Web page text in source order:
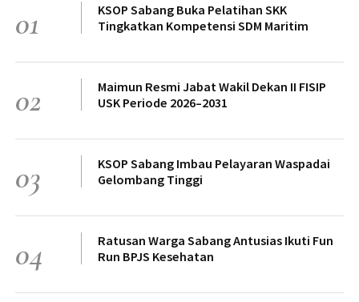
01
KSOP Sabang Buka Pelatihan SKK
Tingkatkan Kompetensi SDM Maritim
02
Maimun Resmi Jabat Wakil Dekan II FISIP
USK Periode 2026–2031
03
KSOP Sabang Imbau Pelayaran Waspadai
Gelombang Tinggi
04
Ratusan Warga Sabang Antusias Ikuti Fun
Run BPJS Kesehatan